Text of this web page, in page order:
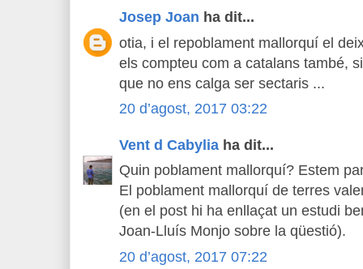
Josep Joan ha dit...
otia, i el repoblament mallorquí el
els compteu com a catalans també,
que no ens calga ser sectaris ...
20 d’agost, 2017 03:22
Vent d Cabylia ha dit...
Quin poblament mallorquí? Estem
El poblament mallorquí de terres
(en el post hi ha enllaçat un estudi
Joan-Lluís Monjo sobre la qüestió).
20 d’agost, 2017 07:22